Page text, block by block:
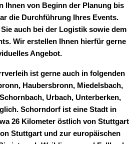
Ihnen von Beginn der Planung bis
die Durchführung Ihres Events.
auch bei der Logistik sowie dem
Wir erstellen Ihnen hierfür gerne
Angebot.
ist gerne auch in folgenden
Haubersbronn, Miedelsbach,
Urbach, Unterberken,
Schorndorf ist eine Stadt in
26 Kilometer östlich von Stuttgart
Stuttgart und zur europäischen